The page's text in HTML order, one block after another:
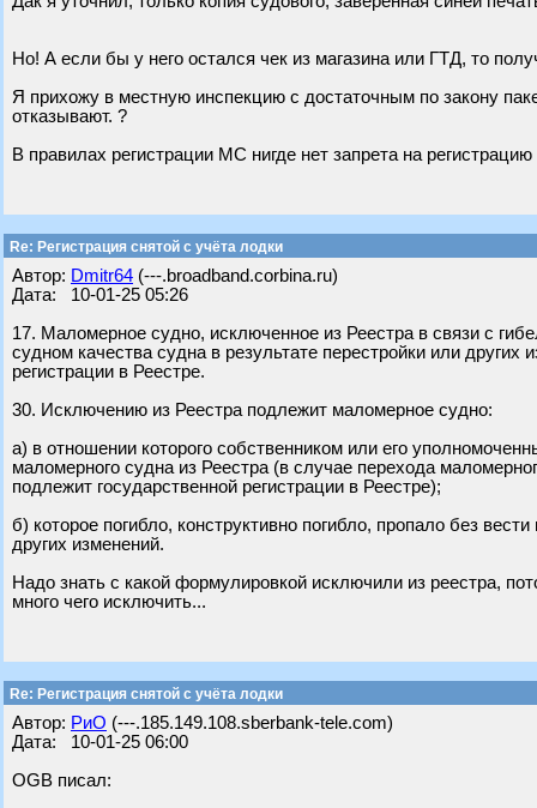
Но! А если бы у него остался чек из магазина или ГТД, то
Я прихожу в местную инспекцию с достаточным по закону
отказывают. ?
В правилах регистрации МС нигде нет запрета на
Re: Регистрация снятой с учёта лодки
Автор: Dmitr64 (---.broadband.corbina.ru)
Дата: 10-01-25 05:26
17. Маломерное судно, исключенное из Реестра в связи с
судном качества судна в результате перестройки или других
регистрации в Реестре.
30. Исключению из Реестра подлежит маломерное судно:
а) в отношении которого собственником или его
маломерного судна из Реестра (в случае перехода
подлежит государственной регистрации в Реестре);
б) которое погибло, конструктивно погибло, пропало без
других изменений.
Надо знать с какой формулировкой исключили из реестра,
много чего исключить...
Re: Регистрация снятой с учёта лодки
Автор: РиО (---.185.149.108.sberbank-tele.com)
Дата: 10-01-25 06:00
OGB писал: